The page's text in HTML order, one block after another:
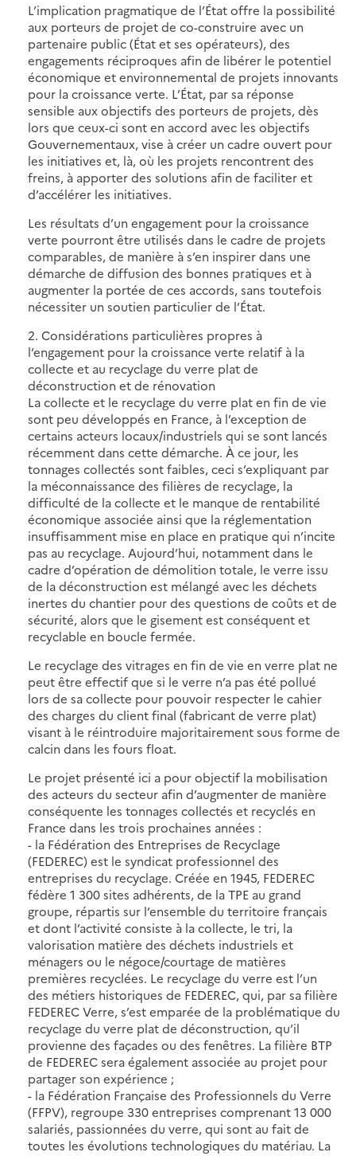
L’implication pragmatique de l’État offre la possibilité
aux porteurs de projet de co-construire avec un
partenaire public (État et ses opérateurs), des
engagements réciproques afin de libérer le potentiel
économique et environnemental de projets innovants
pour la croissance verte. L’État, par sa réponse
sensible aux objectifs des porteurs de projets, dès
lors que ceux-ci sont en accord avec les objectifs
Gouvernementaux, vise à créer un cadre ouvert pour
les initiatives et, là, où les projets rencontrent des
freins, à apporter des solutions afin de faciliter et
d’accélérer les initiatives.
Les résultats d’un engagement pour la croissance
verte pourront être utilisés dans le cadre de projets
comparables, de manière à s’en inspirer dans une
démarche de diffusion des bonnes pratiques et à
augmenter la portée de ces accords, sans toutefois
nécessiter un soutien particulier de l’État.
2. Considérations particulières propres à
l’engagement pour la croissance verte relatif à la
collecte et au recyclage du verre plat de
déconstruction et de rénovation
La collecte et le recyclage du verre plat en fin de vie
sont peu développés en France, à l’exception de
certains acteurs locaux/industriels qui se sont lancés
récemment dans cette démarche. À ce jour, les
tonnages collectés sont faibles, ceci s’expliquant par
la méconnaissance des filières de recyclage, la
difficulté de la collecte et le manque de rentabilité
économique associée ainsi que la réglementation
insuffisamment mise en place en pratique qui n’incite
pas au recyclage. Aujourd’hui, notamment dans le
cadre d’opération de démolition totale, le verre issu
de la déconstruction est mélangé avec les déchets
inertes du chantier pour des questions de coûts et de
sécurité, alors que le gisement est conséquent et
recyclable en boucle fermée.
Le recyclage des vitrages en fin de vie en verre plat ne
peut être effectif que si le verre n’a pas été pollué
lors de sa collecte pour pouvoir respecter le cahier
des charges du client final (fabricant de verre plat)
visant à le réintroduire majoritairement sous forme de
calcin dans les fours float.
Le projet présenté ici a pour objectif la mobilisation
des acteurs du secteur afin d’augmenter de manière
conséquente les tonnages collectés et recyclés en
France dans les trois prochaines années :
- la Fédération des Entreprises de Recyclage
(FEDEREC) est le syndicat professionnel des
entreprises du recyclage. Créée en 1945, FEDEREC
fédère 1 300 sites adhérents, de la TPE au grand
groupe, répartis sur l’ensemble du territoire français
et dont l’activité consiste à la collecte, le tri, la
valorisation matière des déchets industriels et
ménagers ou le négoce/courtage de matières
premières recyclées. Le recyclage du verre est l’un
des métiers historiques de FEDEREC, qui, par sa filière
FEDEREC Verre, s’est emparée de la problématique du
recyclage du verre plat de déconstruction, qu’il
provienne des façades ou des fenêtres. La filière BTP
de FEDEREC sera également associée au projet pour
partager son expérience ;
- la Fédération Française des Professionnels du Verre
(FFPV), regroupe 330 entreprises comprenant 13 000
salariés, passionnées du verre, qui sont au fait de
toutes les évolutions technologiques du matériau. La